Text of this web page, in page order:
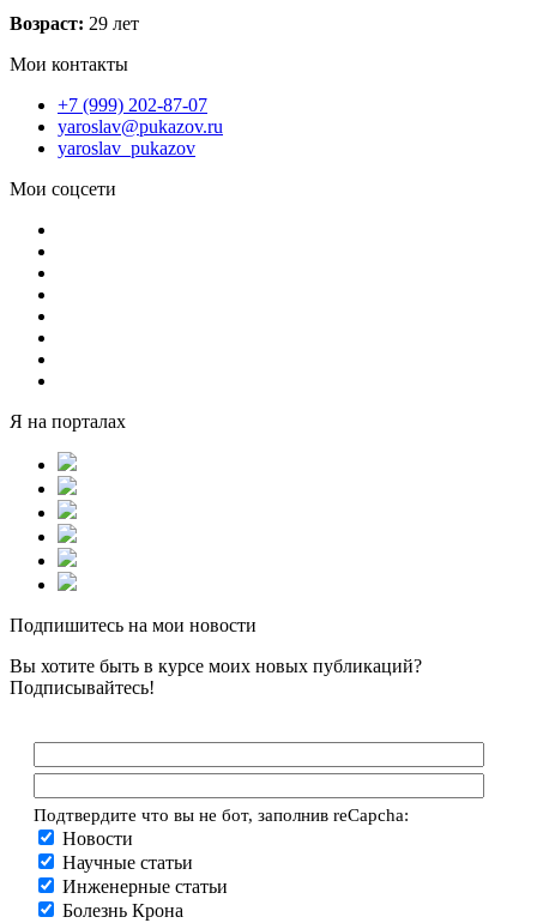
Возраст: 29 лет
Мои контакты
+7 (999) 202-87-07
yaroslav@pukazov.ru
yaroslav_pukazov
Мои соцсети
Я на порталах
Подпишитесь на мои новости
Вы хотите быть в курсе моих новых публикаций?
Подписывайтесь!
Подтвердите что вы не бот, заполнив reCapcha:
Новости
Научные статьи
Инженерные статьи
Болезнь Крона